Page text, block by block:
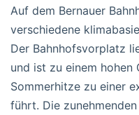
Auf dem Bernauer
verschiedene
Der Bahnhofsvorplatz
und ist zu einem hohen
Sommerhitze zu einer
führt. Die